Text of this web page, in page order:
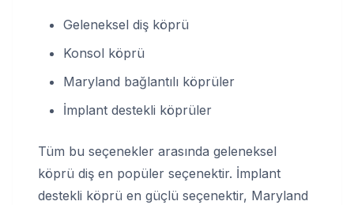
Geleneksel diş köprü
Konsol köprü
Maryland bağlantılı köprüler
İmplant destekli köprüler
Tüm bu seçenekler arasında geleneksel
köprü diş en popüler seçenektir. İmplant
destekli köprü en güçlü seçenektir, Maryland